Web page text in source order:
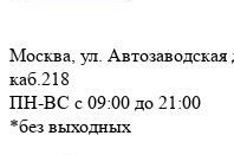
Москва, ул. Автозаводская
каб.218
ПН-ВС c 09:00 до 21:00
*без выходных